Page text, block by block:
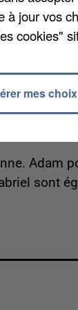
à un
Un
la
Adam
sont
à jour vos
cookies"
mes choix